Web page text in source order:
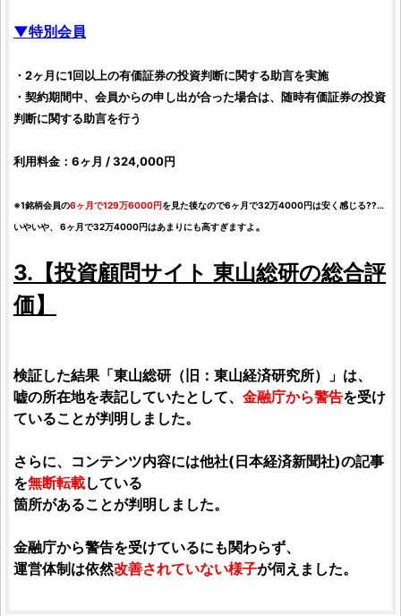
▼特別会員
・2ヶ月に1回以上の有価証券の投資判断に関する助言を実施
・契約期間中、会員からの申し出が合った場合は、随時有価証券の投資
判断に関する助言を行う
利用料金：6ヶ月 / 324,000円
※1銘柄会員の6ヶ月で129万6000円を見た後なので6ヶ月で32万4000円は安く感じる??…
いやいや、 6ヶ月で32万4000円はあまりにも高すぎますよ 。
3.【投資顧問サイト 東山総研の総合評
価】
検証した結果「東山総研 （旧： 東山経済研究所）」は、
嘘の所在地を表記していたとして、 金融庁から警告を受け
ていることが判明しました。
さらに、コンテンツ内容には他社( 日本経済新聞社)の記事
を無断転載している
箇所があることが判明しました。
金融庁から警告を受けているにも関わらず、
運営体制は依然改善されていない様子が伺えました。